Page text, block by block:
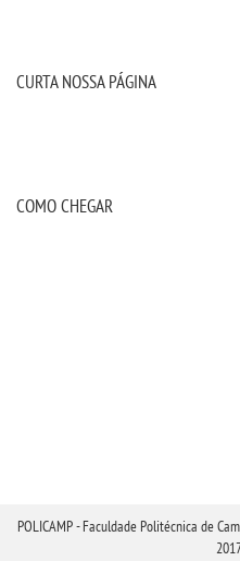
CURTA NOSSA PÁGINA
COMO CHEGAR
POLICAMP - Faculdade Politécnica de